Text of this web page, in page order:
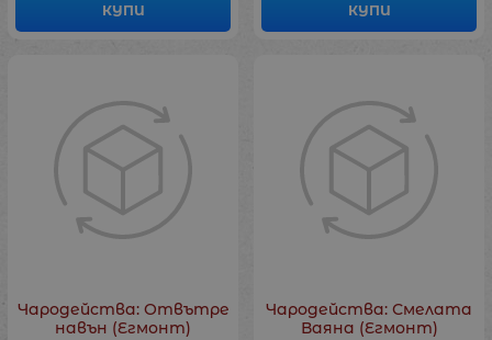
КУПИ КУПИ
Чародейства: Отвътре
навън (Егмонт)
Чародейства: Смелата
Ваяна (Егмонт)